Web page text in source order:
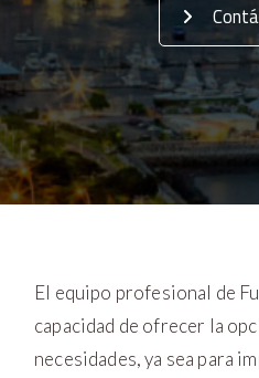
El equipo profesional de
capacidad de ofrecer la
necesidades, ya sea para